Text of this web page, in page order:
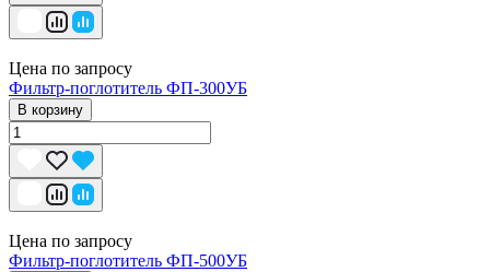
Цена по запросу
Фильтр-поглотитель ФП-300УБ
В корзину
Цена по запросу
Фильтр-поглотитель ФП-500УБ